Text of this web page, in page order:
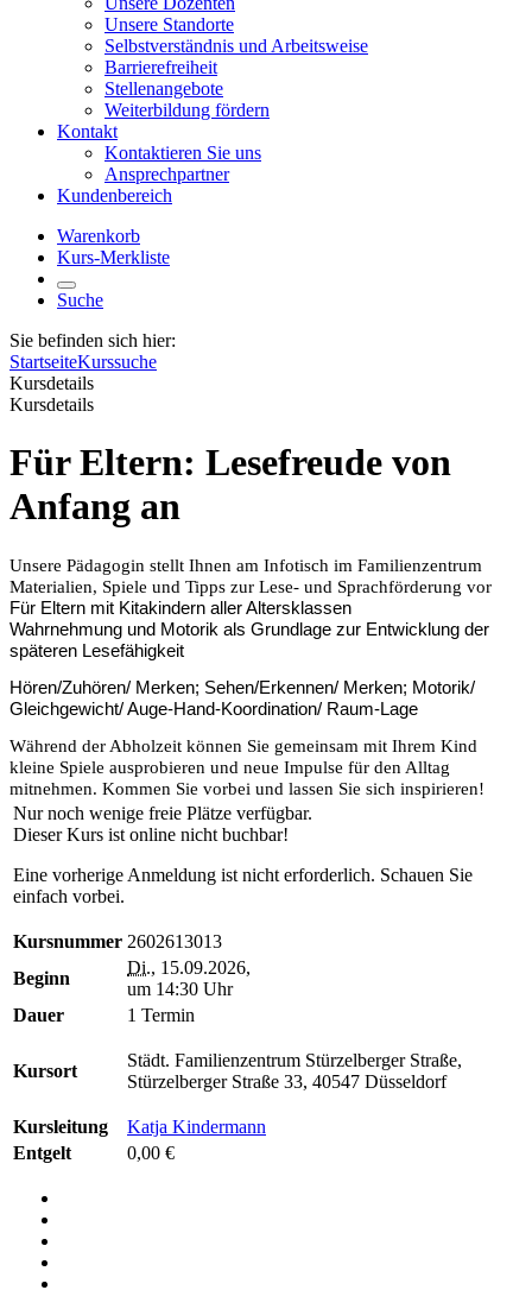
Unsere Standorte
Selbstverständnis und Arbeitsweise
Barrierefreiheit
Stellenangebote
Weiterbildung fördern
Kontakt
Kontaktieren Sie uns
Ansprechpartner
Kundenbereich
Warenkorb
Kurs-Merkliste
Suche
Sie befinden sich hier:
StartseiteKurssuche
Kursdetails
Kursdetails
Für Eltern: Lesefreude von
Anfang an
Unsere Pädagogin stellt Ihnen am Infotisch im Familienzentrum
Materialien, Spiele und Tipps zur Lese- und Sprachförderung vor
Für Eltern mit Kitakindern aller Altersklassen
Wahrnehmung und Motorik als Grundlage zur Entwicklung der
späteren Lesefähigkeit
Hören/Zuhören/ Merken; Sehen/Erkennen/ Merken; Motorik/
Gleichgewicht/ Auge-Hand-Koordination/ Raum-Lage
Während der Abholzeit können Sie gemeinsam mit Ihrem Kind
kleine Spiele ausprobieren und neue Impulse für den Alltag
mitnehmen. Kommen Sie vorbei und lassen Sie sich inspirieren!
Nur noch wenige freie Plätze verfügbar.
Dieser Kurs ist online nicht buchbar!
Eine vorherige Anmeldung ist nicht erforderlich. Schauen Sie
einfach vorbei.
Kursnummer 2602613013
Beginn
Di., 15.09.2026,
um 14:30 Uhr
Dauer
1 Termin
Kursort
Städt. Familienzentrum Stürzelberger Straße,
Stürzelberger Straße 33, 40547 Düsseldorf
Kursleitung
Katja Kindermann
Entgelt
0,00 €